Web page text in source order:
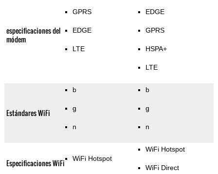
especificaciones del
módem
GPRS
EDGE
LTE
EDGE
GPRS
HSPA+
LTE
Estándares WiFi
b
g
n
b
g
n
Especificaciones WiFi WiFi Hotspot
WiFi Hotspot
WiFi Direct